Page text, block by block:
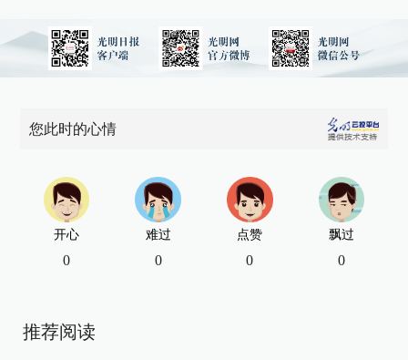
您此时的心情
开心
0
难过
0
点赞
0
飘过
0
推荐阅读